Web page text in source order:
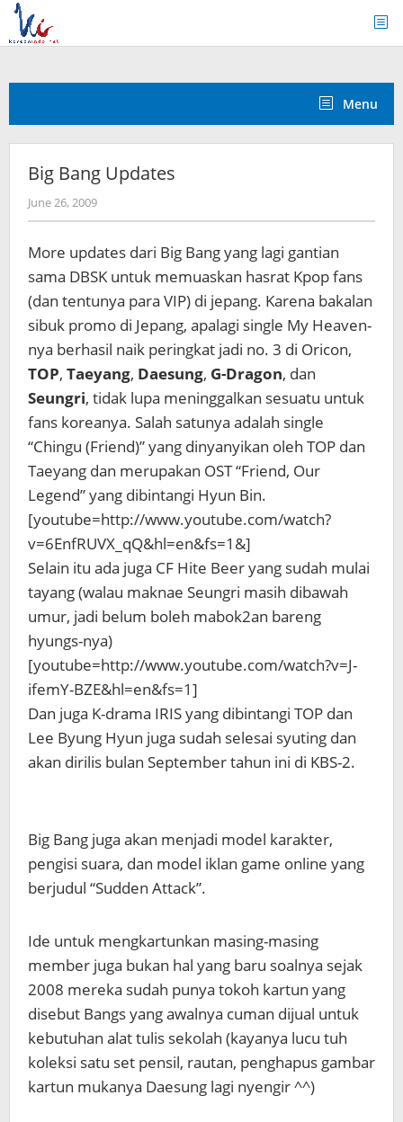
Skip
content
Menu
Big Bang Updates
June 26, 2009by
Koreanindo
More updates dari Big Bang yang lagi gantian
sama DBSK untuk memuaskan hasrat Kpop fans
(dan tentunya para VIP) di jepang. Karena bakalan
sibuk promo di Jepang, apalagi single My Heaven-
nya berhasil naik peringkat jadi no. 3 di Oricon,
TOP, Taeyang, Daesung, G-Dragon, dan
Seungri, tidak lupa meninggalkan sesuatu untuk
fans koreanya. Salah satunya adalah single
“Chingu (Friend)” yang dinyanyikan oleh TOP dan
Taeyang dan merupakan OST “Friend, Our
Legend” yang dibintangi Hyun Bin.
[youtube=http://www.youtube.com/watch?
v=6EnfRUVX_qQ&hl=en&fs=1&]
Selain itu ada juga CF Hite Beer yang sudah mulai
tayang (walau maknae Seungri masih dibawah
umur, jadi belum boleh mabok2an bareng
hyungs-nya)
[youtube=http://www.youtube.com/watch?v=J-
ifemY-BZE&hl=en&fs=1]
Dan juga K-drama IRIS yang dibintangi TOP dan
Lee Byung Hyun juga sudah selesai syuting dan
akan dirilis bulan September tahun ini di KBS-2.
Big Bang juga akan menjadi model karakter,
pengisi suara, dan model iklan game online yang
berjudul “Sudden Attack”.
Ide untuk mengkartunkan masing-masing
member juga bukan hal yang baru soalnya sejak
2008 mereka sudah punya tokoh kartun yang
disebut Bangs yang awalnya cuman dijual untuk
kebutuhan alat tulis sekolah (kayanya lucu tuh
koleksi satu set pensil, rautan, penghapus gambar
kartun mukanya Daesung lagi nyengir ^^)